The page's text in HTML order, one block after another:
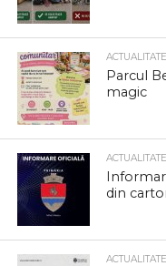
Parcul
magic
din